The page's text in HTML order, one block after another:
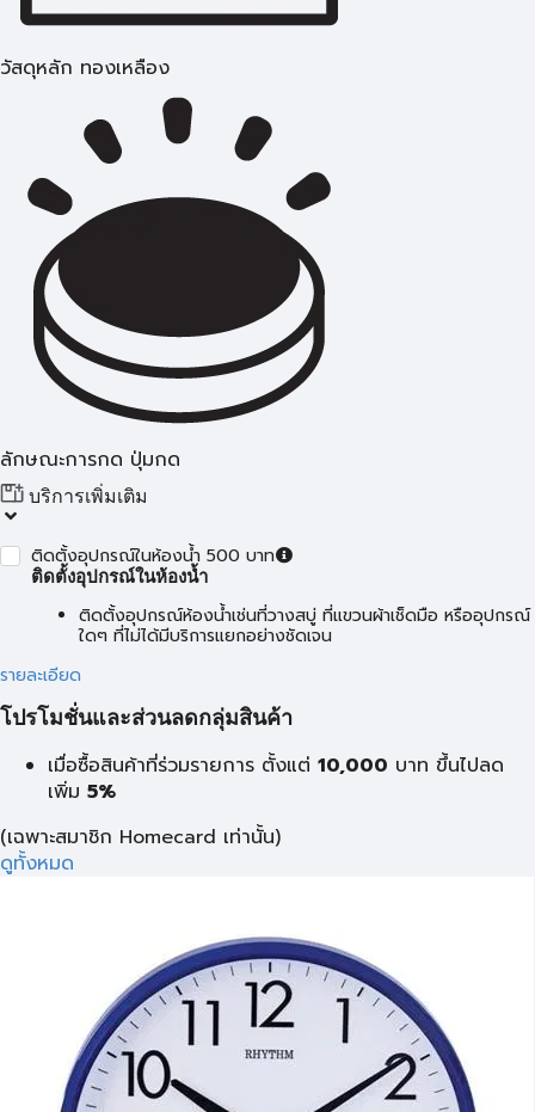
วัสดุหลัก ทองเหลือง
ลักษณะการกด ปุ่มกด
บริการเพิ่มเติม
ติดตั้งอุปกรณ์ในห้องน้ำ 500 บาท
ติดตั้งอุปกรณ์ในห้องน้ำ
ติดตั้งอุปกรณ์ห้องน้ำเช่นที่วางสบู่ ที่แขวนผ้าเช็ดมือ หรืออุปกรณ์
ใดๆ ที่ไม่ได้มีบริการแยกอย่างชัดเจน
รายละเอียด
โปรโมชั่นและส่วนลดกลุ่มสินค้า
เมื่อซื้อสินค้าที่ร่วมรายการ ตั้งแต่ 10,000 บาท ขึ้นไปลด
เพิ่ม 5%
(เฉพาะสมาชิก Homecard เท่านั้น)
ดูทั้งหมด